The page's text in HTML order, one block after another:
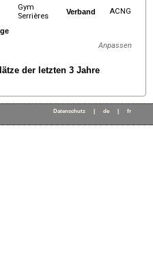
Gym
Serrières
Verband ACNG
Anpassen
der letzten 3 Jahre
Datenschutz de fr